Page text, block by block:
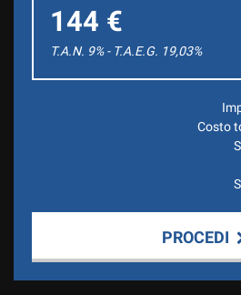
144 €
T.A.N. 9% - T.A.E.G. 19,03%
Costo
PROCEDI